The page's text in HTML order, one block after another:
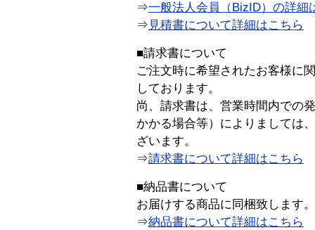
⇒一般法人会員（BizID）の詳細
⇒ 見積書について詳細はこちら
■請求書について
ご注文時に希望されたお客様に
しております。
尚、請求書は、営業時間内での
かかる場合等）によりましては
ざいます。
⇒請求書について詳細はこちら
■納品書について
お届けする商品に同梱致します。
⇒納品書について詳細はこちら